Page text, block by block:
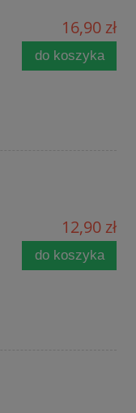
16,90 zł
do koszyka
12,90 zł
do koszyka